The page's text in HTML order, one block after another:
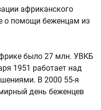
африканского
о помощи беженцам из
было 27 млн. УВКБ
1951 работает над
В 2000 55-я
день беженцев